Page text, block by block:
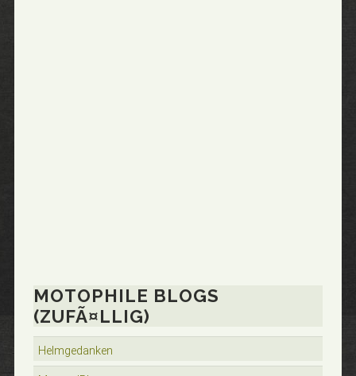
MOTOPHILE BLOGS
(ZUFÃ¤LLIG)
Helmgedanken